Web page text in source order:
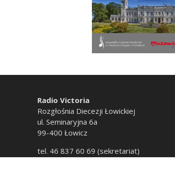
Radio Victoria
Rozgłośnia Diecezji Łowickiej
ul. Seminaryjna 6a
99-400 Łowicz
tel. 46 837 60 69 (sekretariat)